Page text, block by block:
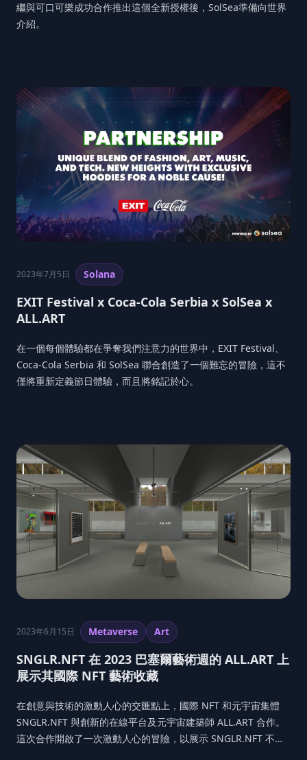
繼與可口可樂成功合作推出這個全新授權後，SolSea準備向世界
介紹。
2023年7月5日 Solana
EXIT Festival x Coca-Cola Serbia x SolSea x
ALL.ART
在一個每個體驗都在爭奪我們注意力的世界中，EXIT Festival、
Coca-Cola Serbia 和 SolSea 聯合創造了一個難忘的冒險，這不
僅將重新定義節日體驗，而且將銘記於心。
2023年6月15日 Metaverse Art
SNGLR.NFT 在 2023 巴塞爾藝術週的 ALL.ART 上
展示其國際 NFT 藝術收藏
在創意與技術的激動人心的交匯點上，國際 NFT 和元宇宙集體
SNGLR.NFT 與創新的在線平台及元宇宙建築師 ALL.ART 合作。
這次合作開啟了一次激動人心的冒險，以展示 SNGLR.NFT 不斷